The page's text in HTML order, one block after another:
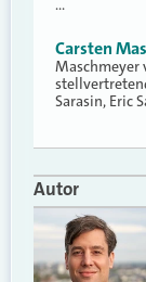
…
Carsten
Maschmeyer
Sarasin, Eric
Autor